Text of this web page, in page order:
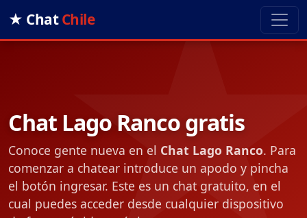
★ ChatChile
Chat Lago Ranco gratis
Conoce gente nueva en el Chat Lago Ranco. Para
comenzar a chatear introduce un apodo y pincha
el botón ingresar. Este es un chat gratuito, en el
cual puedes acceder desde cualquier dispositivo